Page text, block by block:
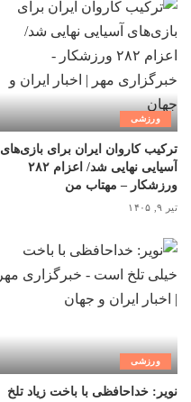
ورزشی
ترکیب کاروان ایران برای بازی‌های
آسیایی نهایی شد/ اعزام ۲۸۲
ورزشکار – مهتاب من
تیر ۹, ۱۴۰۵
ورزشی
نویر: خداحافظی با باخت زیاد تلخ